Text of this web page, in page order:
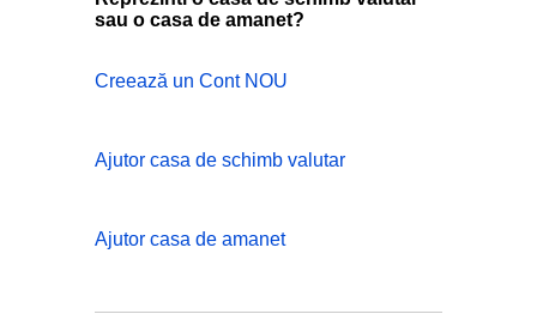
sau o casa de amanet?
Creează un Cont NOU
Ajutor casa de schimb valutar
Ajutor casa de amanet